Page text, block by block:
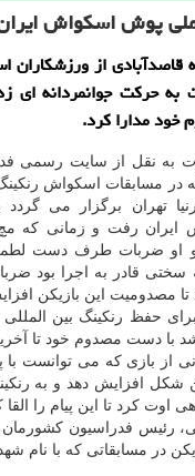
پوش اسكواش
قاصدآبادی از ورزشکاران
به حرکت جوانمردانه ای
خود مدارا کرد.
به نقل از سایت رسمی
در مسابقات اسکواش
تهران برگزار می
ایران رفت و زمانی که
او ضربات طرف دست لطمه
سختی قادر به اجرا بود
مصدومیت این بازیکن
حفظ رنکینگ بین المللی
با دست مصدوم خود تا
شکل افزایش دهد و به
اوت کرد تا این پیام را القا
رئیس فدراسیون
در مسابقاتی که با